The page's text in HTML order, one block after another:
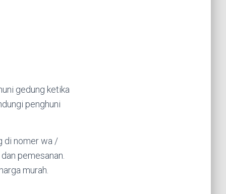
gedung ketika
penghuni
di nomer wa /
pemesanan.
murah.